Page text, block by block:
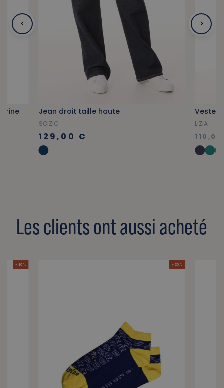
Jean droit taille haute
SOIZIC
129,00 €
LIZIA
Les clients ont aussi acheté
- 30 % - 30 %